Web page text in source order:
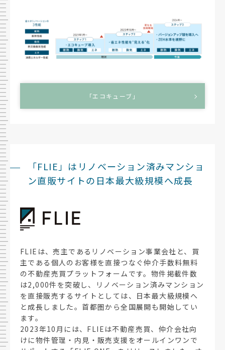
「エコキューブ」
「FLIE」はリノベーション済みマンショ
ン直販サイトの日本最大級規模へ成長
FLIEは、売主であるリノベーション事業会社と、買
主である個人のお客様を直接つなぐ仲介手数料無料
の不動産売買プラットフォームです。物件掲載件数
は2,000件を突破し、リノベーション済みマンション
を直接販売するサイトとしては、日本最大級規模へ
と成長しました。首都圏から全国展開も開始してい
ます。
2023年10月には、FLIEは不動産売買、仲介会社向
けに物件管理・内見・販売支援をオールインワンで